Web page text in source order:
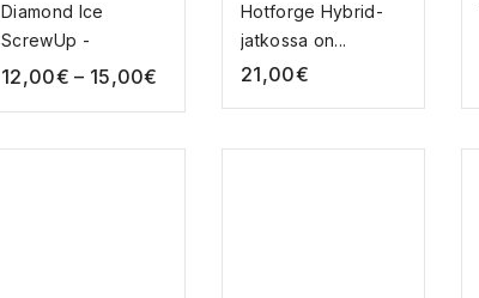
Diamond Ice
ScrewUp -
pussukalla...
12,00€ – 15,00€
Hotforge Hybrid-
jatkossa on...
21,00€